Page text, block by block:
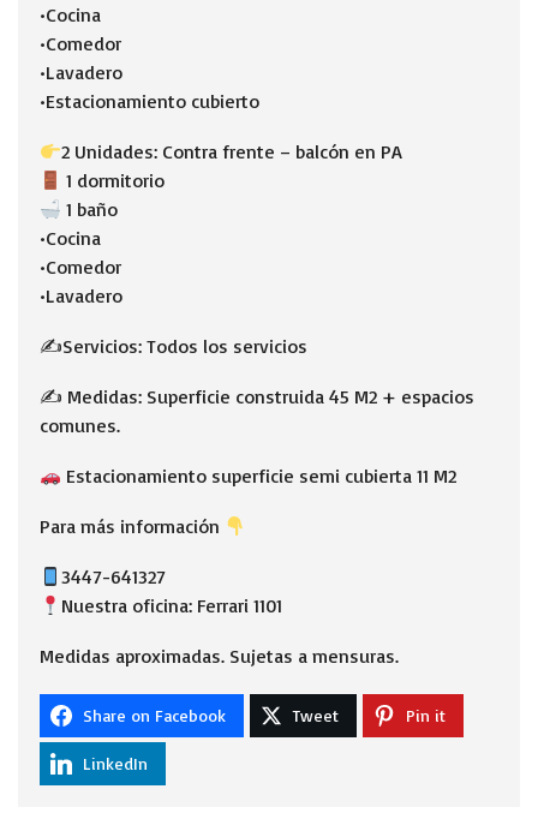
•Cocina
•Comedor
•Lavadero
•Estacionamiento cubierto
2 Unidades: Contra frente – balcón en PA
1 dormitorio
1 baño
•Cocina
•Comedor
•Lavadero
✍️Servicios: Todos los servicios
✍️ Medidas: Superficie construida 45 M2 + espacios
comunes.
Estacionamiento superficie semi cubierta 11 M2
Para más información
3447-641327
Nuestra oficina: Ferrari 1101
Medidas aproximadas. Sujetas a mensuras.
Share on Facebook Tweet Pin it
LinkedIn